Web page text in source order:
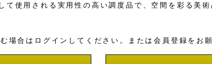
て使用される実用性の高い調度品で、空間を彩る美
場合はログインしてください。または会員登録をお